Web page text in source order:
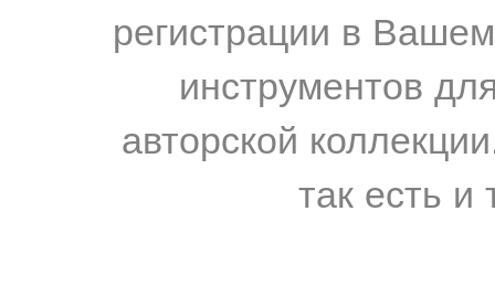
регистрации в
инструментов
авторской
так есть и